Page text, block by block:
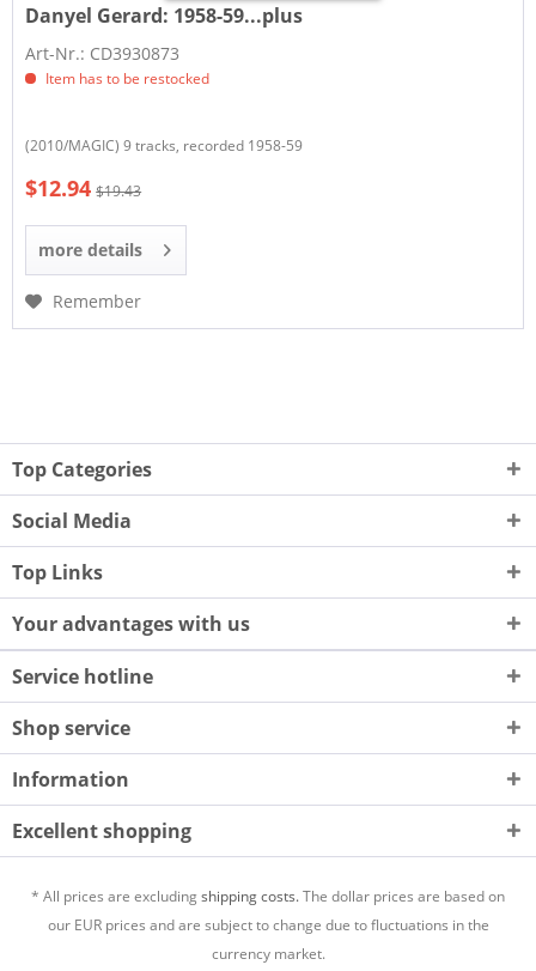
Danyel Gerard: 1958-59...plus
Art-Nr.: CD3930873
Item has to be restocked
(2010/MAGIC) 9 tracks, recorded 1958-59
$12.94 $19.43
more details
Remember
Top Categories
Social Media
Top Links
Your advantages with us
Service hotline
Shop service
Information
Excellent shopping
* All prices are excludingshipping costs.The dollar prices are based on
our EUR prices and are subject to change due to fluctuations in the
currency market.